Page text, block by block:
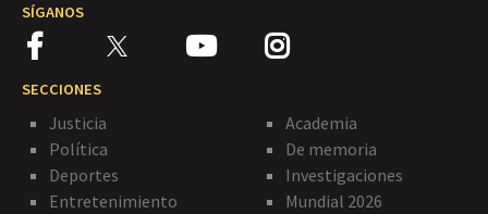
SÍGANOS
SECCIONES
Justicia
Política
Deportes
Entretenimiento
Academia
De memoria
Investigaciones
Mundial 2026